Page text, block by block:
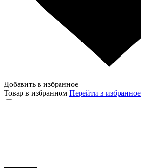
Добавить в избранное
Товар в избранном Перейти в избранное